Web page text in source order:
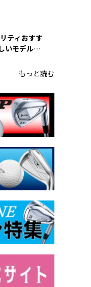
ティおすす
いモデルの
もっと読む